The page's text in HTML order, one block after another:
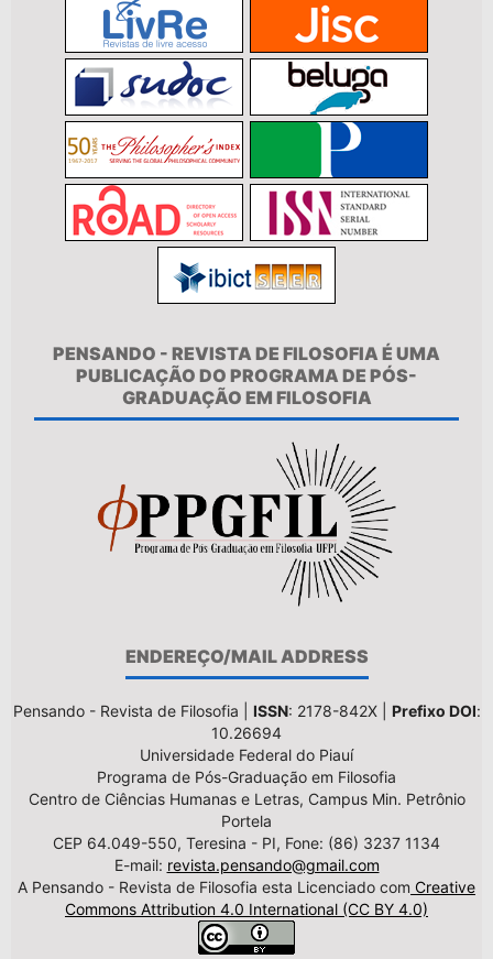
PENSANDO - REVISTA DE FILOSOFIA É UMA
PUBLICAÇÃO DO PROGRAMA DE PÓS-
GRADUAÇÃO EM FILOSOFIA
ENDEREÇO/MAIL ADDRESS
Pensando - Revista de Filosofia | ISSN: 2178-842X | Prefixo DOI:
10.26694
Universidade Federal do Piauí
Programa de Pós-Graduação em Filosofia
Centro de Ciências Humanas e Letras, Campus Min. Petrônio
Portela
CEP 64.049-550, Teresina - PI, Fone: (86) 3237 1134
E-mail: revista.pensando@gmail.com
A Pensando - Revista de Filosofia esta Licenciado com Creative
Commons Attribution 4.0 International (CC BY 4.0)